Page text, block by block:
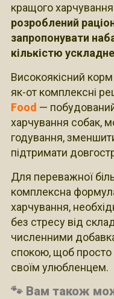
кращого
розроблений
запропонувати
кількістю
Високоякісний
як-от комплексні
Food —
харчування собак,
годування,
підтримати
Для переважної
комплексна
харчування,
без стресу від
численними
спокою, щоб просто
своїм улюбленцем.
🐾 Вам також